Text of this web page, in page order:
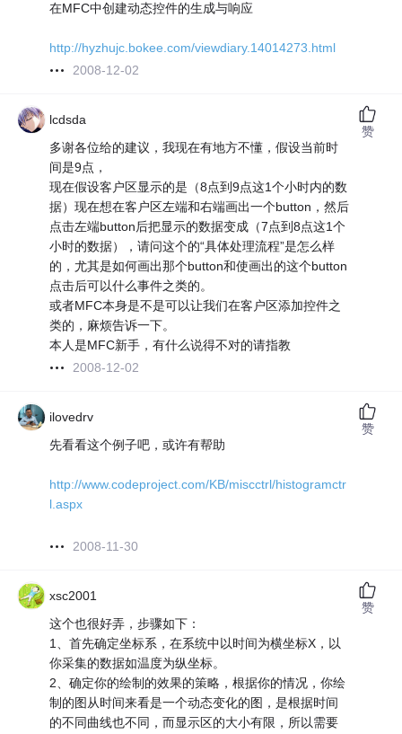
在MFC中创建动态控件的生成与响应
http://hyzhujc.bokee.com/viewdiary.14014273.html
2008-12-02
lcdsda
多谢各位给的建议，我现在有地方不懂，假设当前时
间是9点，
现在假设客户区显示的是（8点到9点这1个小时内的数
据）现在想在客户区左端和右端画出一个button，然后
点击左端button后把显示的数据变成（7点到8点这1个
小时的数据），请问这个的“具体处理流程”是怎么样
的，尤其是如何画出那个button和使画出的这个button
点击后可以什么事件之类的。
或者MFC本身是不是可以让我们在客户区添加控件之
类的，麻烦告诉一下。
本人是MFC新手，有什么说得不对的请指教
2008-12-02
赞
ilovedrv
先看看这个例子吧，或许有帮助
http://www.codeproject.com/KB/miscctrl/histogramctr
l.aspx
2008-11-30
赞
xsc2001
这个也很好弄，步骤如下：
1、首先确定坐标系，在系统中以时间为横坐标X，以
你采集的数据如温度为纵坐标。
2、确定你的绘制的效果的策略，根据你的情况，你绘
制的图从时间来看是一个动态变化的图，是根据时间
的不同曲线也不同，而显示区的大小有限，所以需要
赞